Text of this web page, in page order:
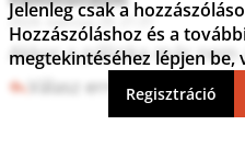
2024. március 29. 21:31
Akkor a pálinka már nem
Válasz erre 2 4
Jelenleg csak a
Hozzászóláshoz és a
megtekintéséhez lépjen be,
Regisztráció